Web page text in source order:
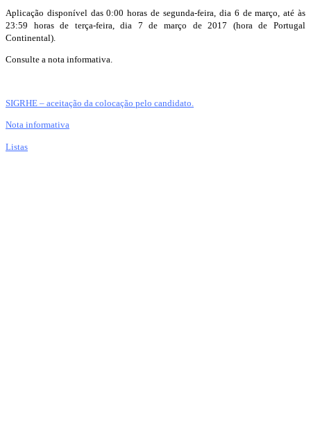
Aplicação disponível das 0:00 horas de segunda-feira, dia 6 de março, até às
23:59 horas de terça-feira, dia 7 de março de 2017 (hora de Portugal
Continental).
Consulte a nota informativa.
SIGRHE – aceitação da colocação pelo candidato.
Nota informativa
Listas